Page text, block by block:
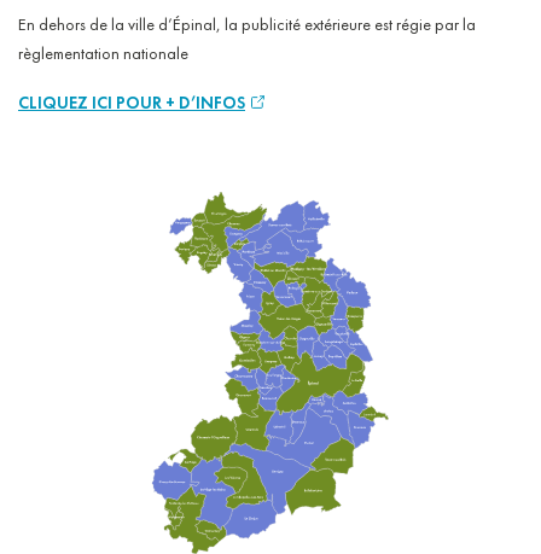
En dehors de la ville d’Épinal, la publicité extérieure est régie par la
règlementation nationale
CLIQUEZ ICI POUR + D’INFOS